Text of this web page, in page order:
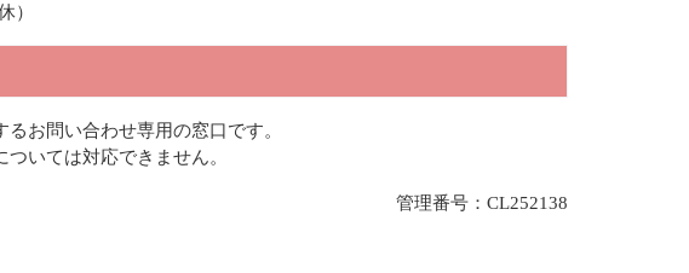
）
お問い合わせ専用の窓口です。
いては対応できません。
管理番号：CL252138